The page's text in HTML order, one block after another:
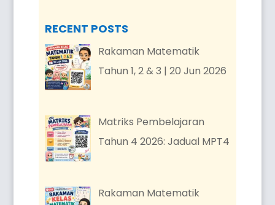
RECENT POSTS
Rakaman Matematik
Tahun 1, 2 & 3 | 20 Jun 2026
Matriks Pembelajaran
Tahun 4 2026: Jadual MPT4
Rakaman Matematik